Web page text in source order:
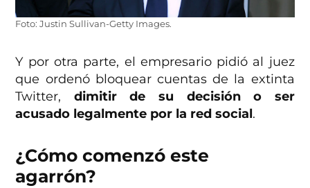
Foto: Justin Sullivan-Getty Images.
Y por otra parte, el empresario pidió al juez
que ordenó bloquear cuentas de la extinta
Twitter, dimitir de su decisión o ser
acusado legalmente por la red social.
¿Cómo comenzó este
agarrón?